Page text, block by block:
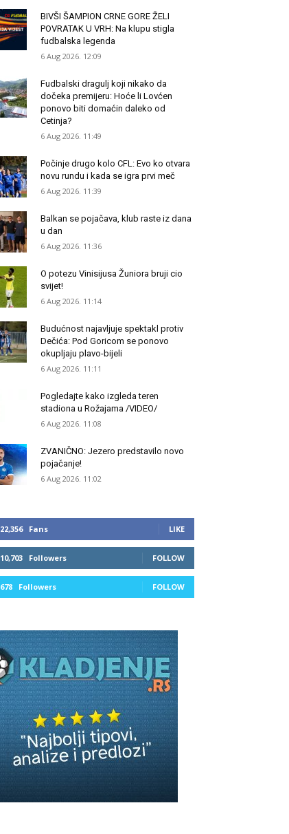
BIVŠI ŠAMPION CRNE GORE ŽELI
POVRATAK U VRH: Na klupu stigla
fudbalska legenda
6 Aug 2026. 12:09
Fudbalski dragulj koji nikako da
dočeka premijeru: Hoće li Lovćen
ponovo biti domaćin daleko od
Cetinja?
6 Aug 2026. 11:49
Počinje drugo kolo CFL: Evo ko otvara
novu rundu i kada se igra prvi meč
6 Aug 2026. 11:39
Balkan se pojačava, klub raste iz dana
u dan
6 Aug 2026. 11:36
O potezu Vinisijusa Žuniora bruji cio
svijet!
6 Aug 2026. 11:14
Budućnost najavljuje spektakl protiv
Dečića: Pod Goricom se ponovo
okupljaju plavo-bijeli
6 Aug 2026. 11:11
Pogledajte kako izgleda teren
stadiona u Rožajama /VIDEO/
6 Aug 2026. 11:08
ZVANIČNO: Jezero predstavilo novo
pojačanje!
6 Aug 2026. 11:02
22,356 Fans LIKE
10,703 Followers FOLLOW
678 Followers FOLLOW